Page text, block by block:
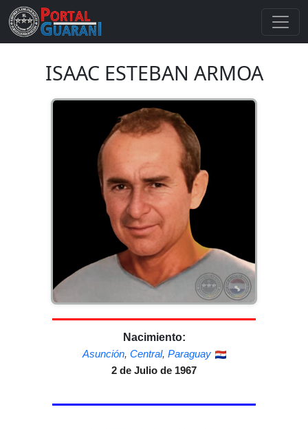
ISAAC ESTEBAN ARMOA
Nacimiento:
Asunción, Central, Paraguay
2 de Julio de 1967